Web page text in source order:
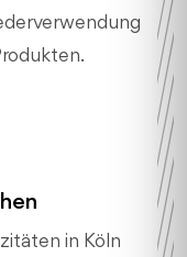
in Köln